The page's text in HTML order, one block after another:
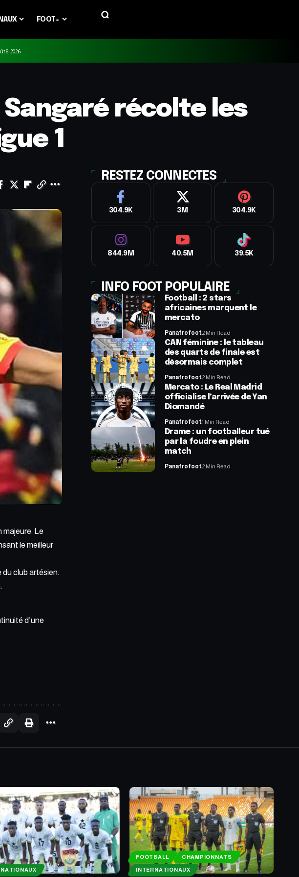
FOOT+
8, 2026
Sangaré récolte les
1
majeure. Le
le meilleur
du club artésien.
d’une
RESTEZ CONNECTES
304.9K 3M 304.9K
844.9M 40.5M 39.5K
INFO FOOT POPULAIRE
Football : 2 stars
africaines marquent le
mercato
Panafrofoot2 Min Read
CAN féminine : le tableau
des quarts de finale est
désormais complet
Panafrofoot2 Min Read
Mercato : Le Real Madrid
officialise l’arrivée de Yan
Diomandé
Panafrofoot1 Min Read
Drame : un footballeur tué
par la foudre en plein
match
Panafrofoot2 Min Read
FOOTBALL CHAMPIONNATS
INTERNATIONAUX